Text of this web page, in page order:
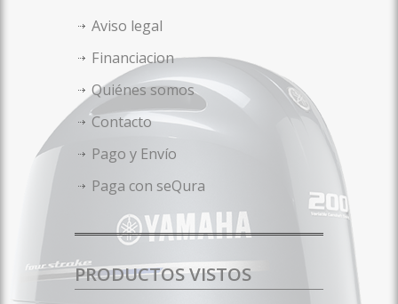
Aviso legal
Financiacion
Quiénes somos
Contacto
Pago y Envío
Paga con seQura
PRODUCTOS VISTOS